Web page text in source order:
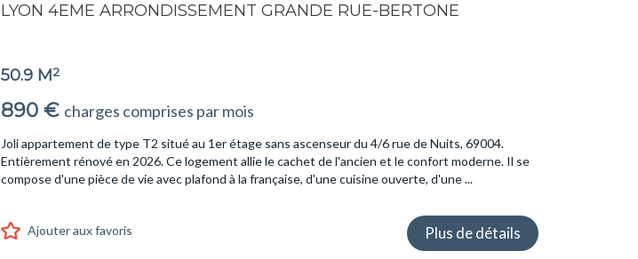
LYON 4EME ARRONDISSEMENT GRANDE RUE-BERTONE
50.9 M2
890 € charges comprises par mois
Joli appartement de type T2 situé au 1er étage sans ascenseur du 4/6 rue de Nuits, 69004.
Entièrement rénové en 2026. Ce logement allie le cachet de l'ancien et le confort moderne. Il se
compose d'une pièce de vie avec plafond à la française, d'une cuisine ouverte, d'une ...
Ajouter aux favoris Plus de détails